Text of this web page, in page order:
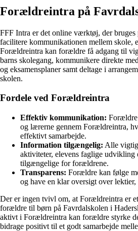
Forældreintra på
FFF Intra er det online værktøj, der bruges
facilitere kommunikationen mellem skole,
Forældreintra kan forældre få adgang til
barns skolegang, kommunikere direkte
og eksamensplaner samt deltage i
skolen.
Fordele ved Forældreintra
Effektiv kommunikation: Forældre
og lærerne gennem Forældreintra,
effektivt samarbejde.
Information tilgængelig: Alle
aktiviteter, elevens faglige udvikling
tilgængelige for forældrene.
Transparens: Forældre kan følge
og have en klar oversigt over
Der er ingen tvivl om, at Forældreintra er
forældre til børn på Favrdalskolen i
aktivt i Forældreintra kan forældre styrke
bidrage positivt til et godt samarbejde